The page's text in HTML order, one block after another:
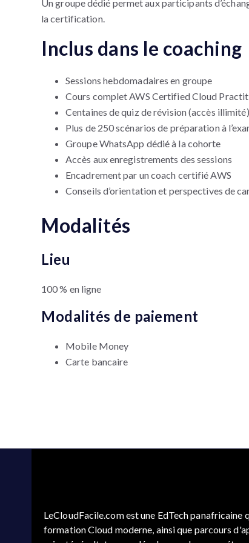
Un groupe dédié permet aux participants
la certification.
Inclus dans le coaching
Sessions hebdomadaires en groupe
Cours complet AWS Certified Cloud
Centaines de quiz de révision (accès illimité)
Plus de 250 scénarios de préparation à
Groupe WhatsApp dédié à la cohorte
Accès aux enregistrements des sessions
Encadrement par un coach certifié AWS
Conseils d’orientation et perspectives de
Modalités
Lieu
100 % en ligne
Modalités de paiement
Mobile Money
Carte bancaire
LeCloudFacile.com est une EdTech
formation Cloud moderne, ainsi que parcours